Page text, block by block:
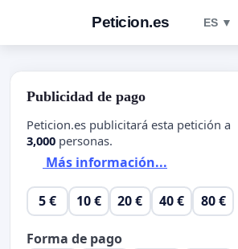
Peticion.es ES ▼
Publicidad de pago
Peticion.es publicitará esta petición a
3,000 personas.
Más información...
5 € 10 € 20 € 40 € 80 €
Forma de pago